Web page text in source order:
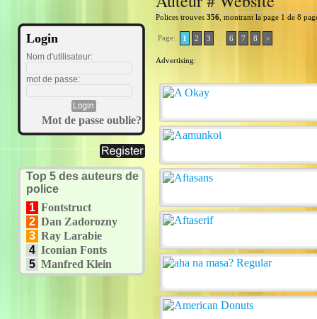
Login
Nom d'utilisateur:
mot de passe:
Mot de passe oublie?
Top 5 des auteurs de
police
1 Fontstruct
2 Dan Zadorozny
3 Ray Larabie
4 Iconian Fonts
5 Manfred Klein
Polices trouves 356 , montrant la page 1 de 8
Page: 1 2 3 6 7 8 >
Advertising: